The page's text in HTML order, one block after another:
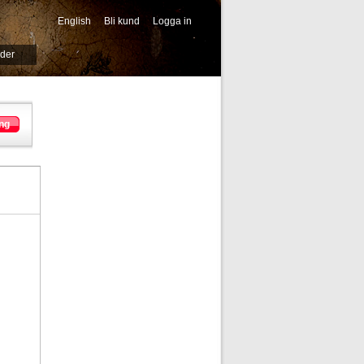
English Bli kund Logga in
-->